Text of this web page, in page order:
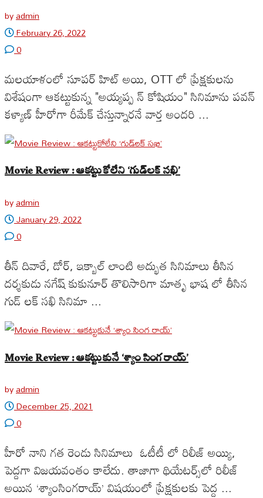
byadmin
February 26, 2022
0
మలయాళంలో సూపర్ హిట్ అయి, OTT లో ప్రేక్షకులను
విశేషంగా ఆకట్టుకున్న "అయ్యప్ప న్ కోషియం" సినిమాను పవన్
కళ్యాణ్ హీరోగా రీమేక్ చేస్తున్నారనే వార్త అందరి ...
Movie Review : ఆకట్టుకోలేని ‘గుడ్‌లక్ సఖి’
byadmin
January 29, 2022
0
తీన్ దివారే, డోర్, ఇక్బాల్ లాంటి అద్భుత సినిమాలు తీసిన
దర్శకుడు నగేష్ కుకునూర్ తొలిసారిగా మాతృ భాష లో తీసిన
గుడ్ లక్ సఖి సినిమా ...
Movie Review : ఆకట్టుకునే ‘శ్యాం సింగ రాయ్’
byadmin
December 25, 2021
0
హీరో నాని గత రెండు సినిమాలు ఓటీటీ లో రిలీజ్ అయ్యి,
పెద్దగా విజయవంతం కాలేదు. తాజాగా థియేటర్స్‌లో రిలీజ్
అయిన ‘శ్యాంసింగరాయ్’ విషయంలో ప్రేక్షకులకు పెద్ద ...